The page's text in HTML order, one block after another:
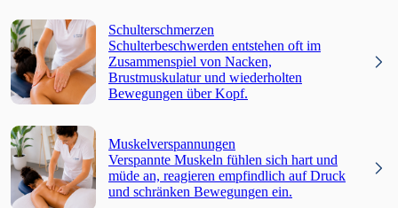
Schulterschmerzen
Schulterbeschwerden entstehen oft im
Zusammenspiel von Nacken,
Brustmuskulatur und wiederholten
Bewegungen über Kopf.
Muskelverspannungen
Verspannte Muskeln fühlen sich hart und
müde an, reagieren empfindlich auf Druck
und schränken Bewegungen ein.